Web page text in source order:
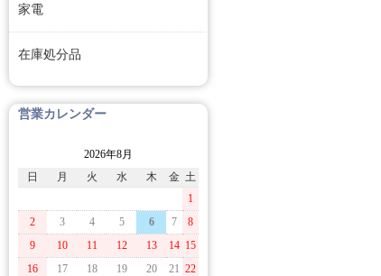
家電
在庫処分品
営業カレンダー
2026年8月
日
月 火 水 木 金 土
1
2
3 4 5 6 7
8
9
10 11 12 13 14 15
16
17 18 19 20 21 22